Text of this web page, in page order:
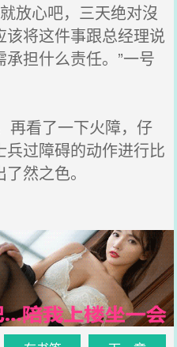
放心吧，三天绝对沒
将这件事跟总经理说
担什么责任。”一号
看了一下火障，仔
过障碍的动作进行比
然之色。